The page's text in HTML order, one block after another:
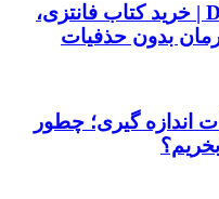
فروشگاه کتاب DMDBook | خرید کتاب فانتزی،
بدون حذفیات
اندازه گیری؛ چطور
بخریم؟